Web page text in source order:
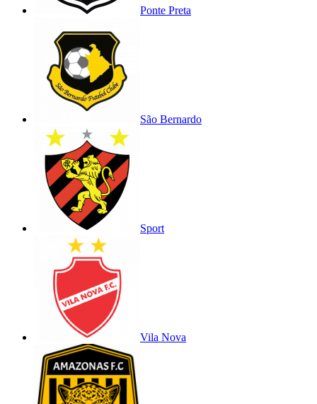
Ponte Preta
São Bernardo
Sport
Vila Nova